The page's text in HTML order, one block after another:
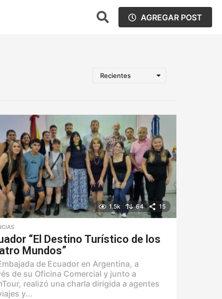
AGREGAR POST
Recientes
1.5k 64 15
“El Destino Turístico de los
Mundos”
de Ecuador en Argentina, a
de su Oficina Comercial y junto a
realizó una charla dirigida a agentes
y...